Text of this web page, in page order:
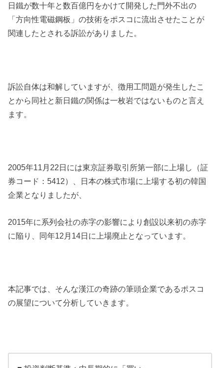
日鐵が数十年と数百億円をかけて開発した門外不出の
「方向性電磁鋼板」の技術をポスコに流出させたことが
関連したとされる訴訟がありました。
訴訟自体は和解していますが、徴用工問題が発生したこ
とから同社と新日鐵の関係は一枚岩ではないものと言え
ます。
2005年11月22日には東京証券取引所第一部に上場し（証
券コード：5412）、日本の株式市場に上場する初の韓国
企業となりましたが、
2015年に系列会社の赤字の影響により創設以来初の赤字
に陥り、同年12月14日に上場廃止となっています。
本記事では、そんな漢江の奇跡の筆頭企業であるポスコ
の展望について分析していきます。